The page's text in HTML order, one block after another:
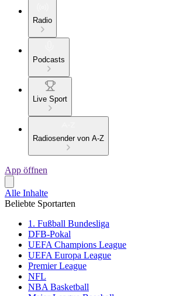
Radio
Podcasts
Live Sport
Radiosender von A-Z
App öffnen
Alle Inhalte
Beliebte Sportarten
1. Fußball Bundesliga
DFB-Pokal
UEFA Champions League
UEFA Europa League
Premier League
NFL
NBA Basketball